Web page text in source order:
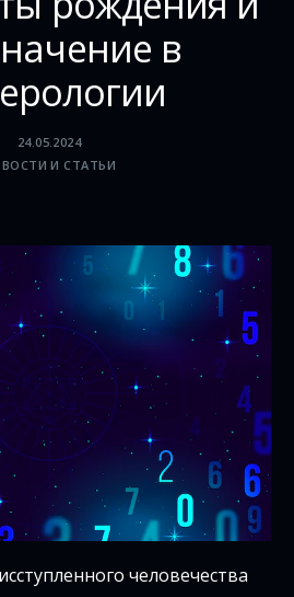
в
24.05.2024
И СТАТЬИ
человечества